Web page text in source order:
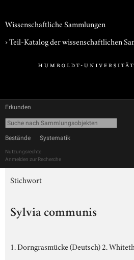
Wissenschaftliche Sammlungen
› Teil-Katalog der wissenschaftlichen
Erkunden
Bestände Systematik
Nutzungsrechte
Anmelden zur Recherche
Stichwort
Sylvia communis
1. Dorngrasmücke (Deutsch) 2.